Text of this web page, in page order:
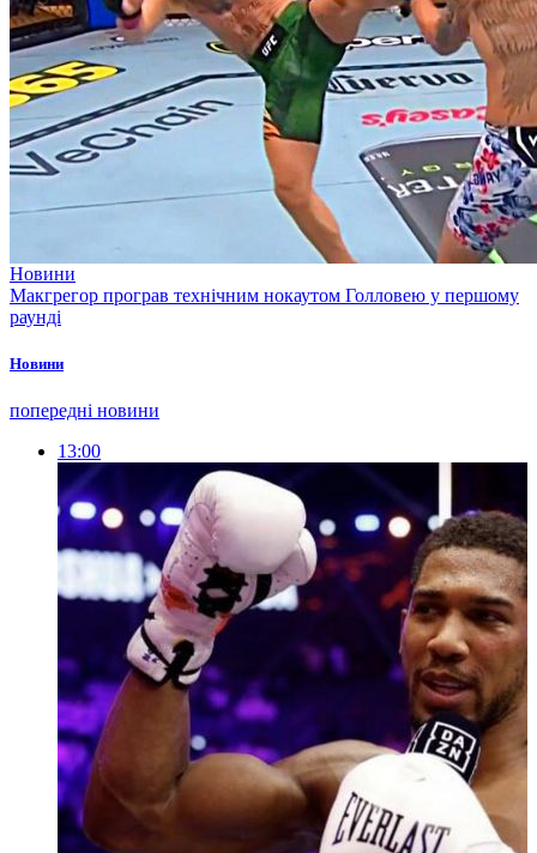
Новини
Макгрегор програв технічним нокаутом Голловею у першому
раунді
Новини
попередні новини
13:00